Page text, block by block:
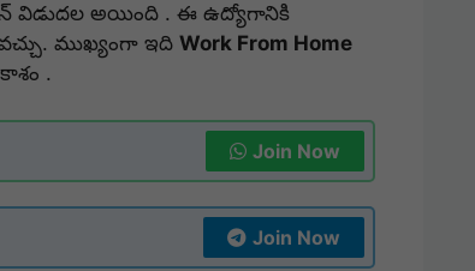
విడుదల అయింది . ఈ ఉద్యోగానికి
ముఖ్యంగా ఇది Work From Home
.
Join Now
Join Now